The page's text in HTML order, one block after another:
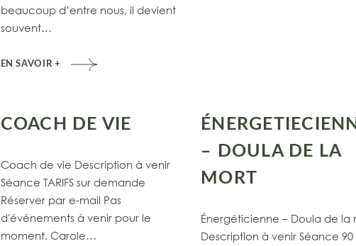
beaucoup d’entre nous, il devient
souvent…
EN SAVOIR +
COACH DE VIE
Coach de vie Description à venir
Séance TARIFS sur demande
Réserver par e-mail Pas
d'événements à venir pour le
moment. Carole…
– DOULA DE LA
MORT
Énergéticienne – Doula de la
Description à venir Séance 90